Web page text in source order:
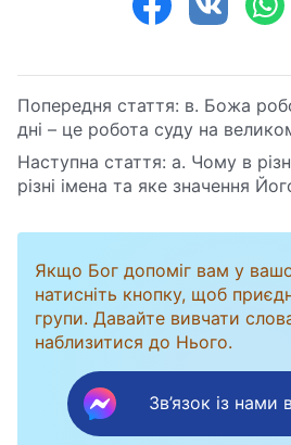
Попередня стаття: в. Божа
дні – це робота суду на
Наступна стаття: а. Чому в
різні імена та яке значення
Якщо Бог допоміг вам у
натисніть кнопку, щоб
групи. Давайте вивчати
наблизитися до Нього.
Зв’язок із нами